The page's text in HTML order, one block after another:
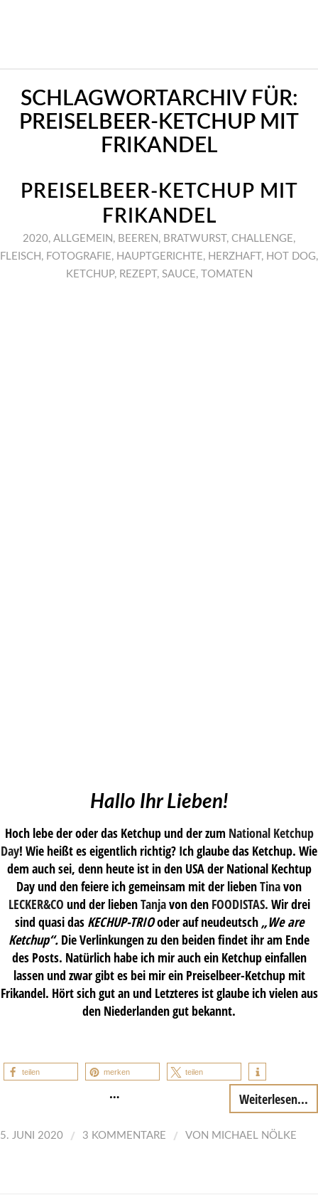
SCHLAGWORTARCHIV FÜR:
PREISELBEER-KETCHUP MIT
FRIKANDEL
PREISELBEER-KETCHUP MIT
FRIKANDEL
2020, ALLGEMEIN , BEEREN , BRATWURST , CHALLENGE,
FLEISCH , FOTOGRAFIE, HAUPTGERICHTE, HERZHAFT , HOT DOG,
KETCHUP, REZEPT , SAUCE, TOMATEN
Hallo Ihr Lieben!
Hoch lebe der oder das Ketchup und der zum National Ketchup
Day! Wie heißt es eigentlich richtig? Ich glaube das Ketchup. Wie
dem auch sei, denn heute ist in den USA der National Kechtup
Day und den feiere ich gemeinsam mit der liebenTinavon
LECKER&CO und der liebenTanjavon den FOODISTAS. Wir drei
sind quasi das KECHUP-TRIOoder auf neudeutsch „We are
Ketchup“. Die Verlinkungen zu den beiden findet ihr am Ende
des Posts. Natürlich habe ich mir auch ein Ketchup einfallen
lassen und zwar gibt es bei mir ein Preiselbeer-Ketchup mit
Frikandel. Hört sich gut an und Letzteres ist glaube ich vielen aus
den Niederlanden gut bekannt.
teilen merken teilen
… Weiterlesen...
5. JUNI 2020 / 3 KOMMENTARE / VON MICHAEL NÖLKE